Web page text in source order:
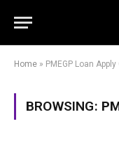
Home » PMEGP Loan
BROWSING: